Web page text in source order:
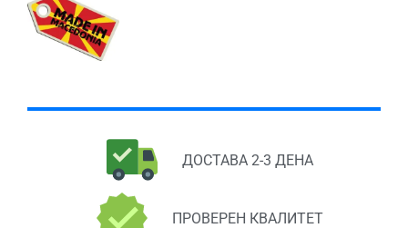
ДОСТАВА 2-3 ДЕНА
ПРОВЕРЕН КВАЛИТЕТ